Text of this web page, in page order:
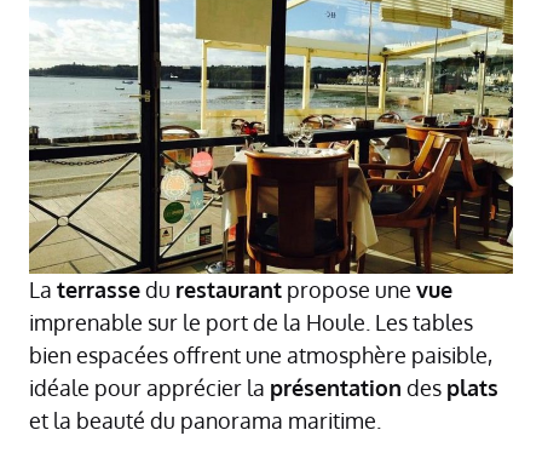
La terrassedu restaurant propose une vue
imprenable sur le port de la Houle. Les tables
bien espacées offrent une atmosphère paisible,
idéale pour apprécier la présentation des plats
et la beauté du panorama maritime.